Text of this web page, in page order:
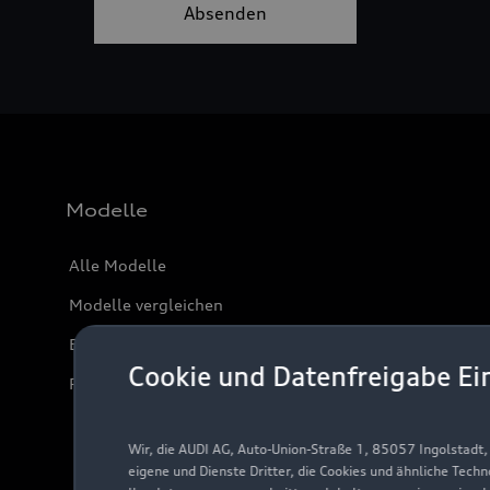
Cookie und Datenfreigabe
Wir, die AUDI AG, Auto-Union-Straße 1, 85057
eigene und Dienste Dritter, die Cookies und ähnliche
Modelle
Alle Modelle
Modelle vergleichen
Elektromodelle
Plug-in-Hybride